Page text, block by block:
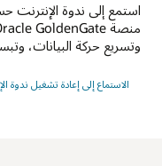
استمع إلى ندوة
وتسريع حركة البيانات،
الاستماع إلى إعادة تشغيل ندوة